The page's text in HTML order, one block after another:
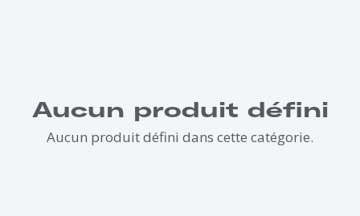
Aucun produit défini
Aucun produit défini dans cette catégorie.